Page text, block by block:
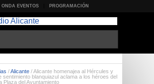
ONDA EVENTOS PROGRAMACIÓN
/Alicante /Alicante homenajea al Hércules y
sentimiento blanquiazul aclama a los héroes del
Plaza del Ayuntamiento